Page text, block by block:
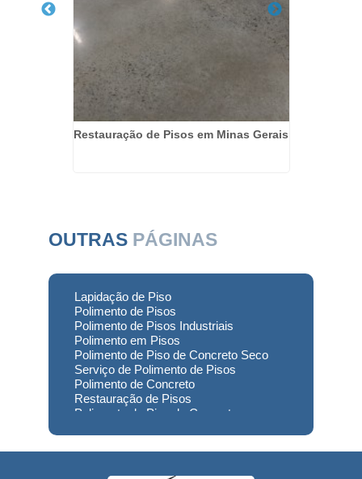
Restauração de Pisos em Minas Gerais
OUTRAS PÁGINAS
Lapidação de Piso
Polimento de Pisos
Polimento de Pisos Industriais
Polimento em Pisos
Polimento de Piso de Concreto Seco
Serviço de Polimento de Pisos
Polimento de Concreto
Restauração de Pisos
Polimento de Piso de Concreto
Preço